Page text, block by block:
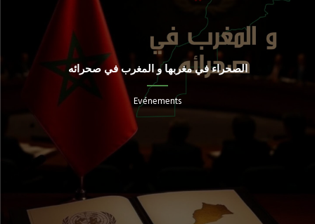
الصحراء في مغربها و المغرب في صحرائه
Evénements